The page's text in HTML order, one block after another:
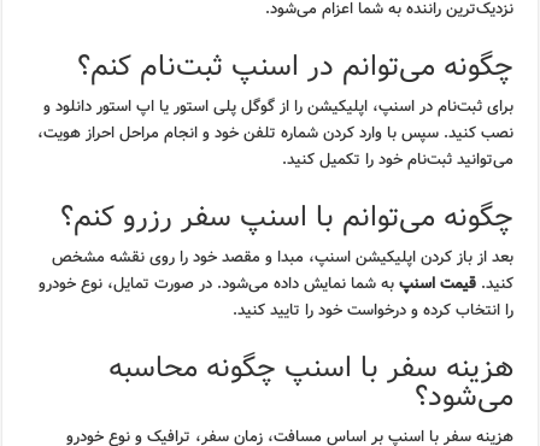
نزدیک‌ترین راننده به شما اعزام می‌شود.
چگونه می‌توانم در اسنپ ثبت‌نام کنم؟
برای ثبت‌نام در اسنپ، اپلیکیشن را از گوگل پلی استور یا اپ استور دانلود و
نصب کنید. سپس با وارد کردن شماره تلفن خود و انجام مراحل احراز هویت،
می‌توانید ثبت‌نام خود را تکمیل کنید.
چگونه می‌توانم با اسنپ سفر رزرو کنم؟
بعد از باز کردن اپلیکیشن اسنپ، مبدا و مقصد خود را روی نقشه مشخص
کنید.قیمت اسنپبه شما نمایش داده می‌شود. در صورت تمایل، نوع خودرو
را انتخاب کرده و درخواست خود را تایید کنید.
هزینه سفر با اسنپ چگونه محاسبه
می‌شود؟
هزینه سفر با اسنپ بر اساس مسافت، زمان سفر، ترافیک و نوع خودرو